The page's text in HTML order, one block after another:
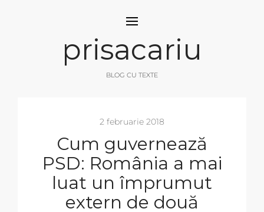
prisacariu
BLOG CU TEXTE
2 februarie 2018
Cum guvernează
PSD: România a mai
luat un împrumut
extern de două